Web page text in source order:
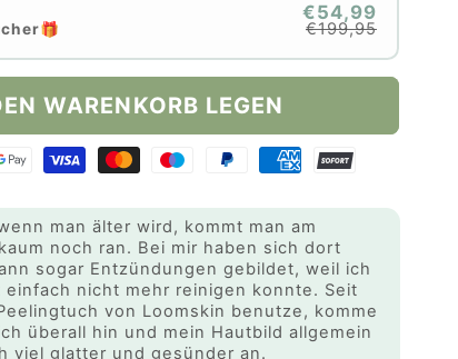
€54,99
€199,95
WARENKORB LEGEN
man älter wird, kommt man am
noch ran. Bei mir haben sich dort
sogar Entzündungen gebildet, weil ich
einfach nicht mehr reinigen konnte. Seit
von Loomskin benutze, komme
überall hin und mein Hautbild allgemein
viel glatter und gesünder an.